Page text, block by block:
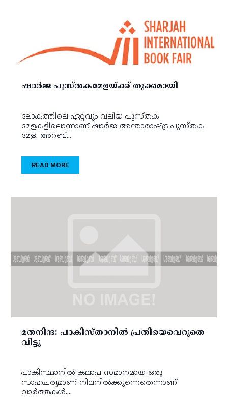
ഷാര്‍ജ പുസ്തകമേളയ്ക്ക് തുക്കമായി
ലോകത്തിലെ ഏറ്റവും വലിയ പുസ്തക
മേളകളിലൊന്നാണ് ഷാര്‍ജ അന്താരാഷ്ട്ര പുസ്തക
മേള. അറബ്...
READ MORE
മതനിന്ദ: പാകിസ്താനില്‍ പ്രതിയെവെറുതെ
വിട്ടു
പാകിസ്ഥാനില്‍ കലാപ സമാനമായ ഒരു
സാഹചര്യമാണ് നിലനില്‍ക്കുന്നെതെന്നാണ്
വാര്‍ത്തകള്‍....